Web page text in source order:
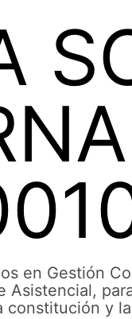
en Gestión
Asistencial,
constitución y